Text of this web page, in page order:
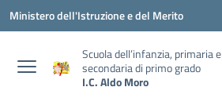
Vai ai contenuti
Vai al menu di navigazione
Vai al footer
Ministero dell'Istruzione e del Merito
Scuola dell’infanzia, primaria e
secondaria di primo grado
I.C. Aldo Moro